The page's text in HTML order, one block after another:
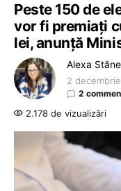
Peste 150 de
vor fi premiați
lei, anunță
Alexa
2
2
2.178 de vizualizări